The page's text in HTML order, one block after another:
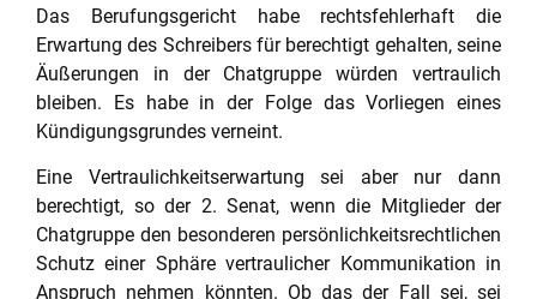
Das Berufungsgericht habe rechtsfehlerhaft die
Erwartung des Schreibers für berechtigt gehalten, seine
Äußerungen in der Chatgruppe würden vertraulich
bleiben. Es habe in der Folge das Vorliegen eines
Kündigungsgrundes verneint.
Eine Vertraulichkeitserwartung sei aber nur dann
berechtigt, so der 2. Senat, wenn die Mitglieder der
Chatgruppe den besonderen persönlichkeitsrechtlichen
Schutz einer Sphäre vertraulicher Kommunikation in
Anspruch nehmen könnten. Ob das der Fall sei, sei